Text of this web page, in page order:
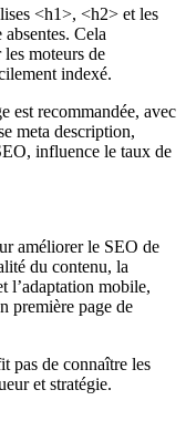
<h1>, <h2> et les
Cela
moteurs de
indexé.
est recommandée, avec
meta description,
influence le taux de
améliorer le SEO de
du contenu, la
l’adaptation mobile,
première page de
pas de connaître les
et stratégie.